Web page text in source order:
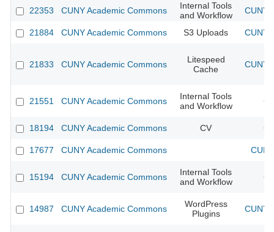
22353 CUNY Academic Commons
Internal Tools
and Workflow
CUNY
21884 CUNY Academic Commons S3 Uploads CUNY
21833 CUNY Academic Commons
Litespeed
Cache
CUNY
21551 CUNY Academic Commons
Internal Tools
and Workflow
18194 CUNY Academic Commons CV
17677 CUNY Academic Commons
15194 CUNY Academic Commons
Internal Tools
and Workflow
14987 CUNY Academic Commons
WordPress
Plugins
CUNY